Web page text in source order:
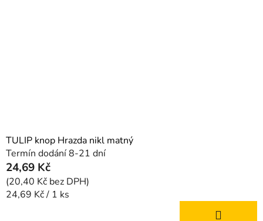
TULIP knop Hrazda nikl matný
Termín dodání 8-21 dní
24,69 Kč
(20,40 Kč bez DPH)
Měrná
24,69 Kč / 1 ks